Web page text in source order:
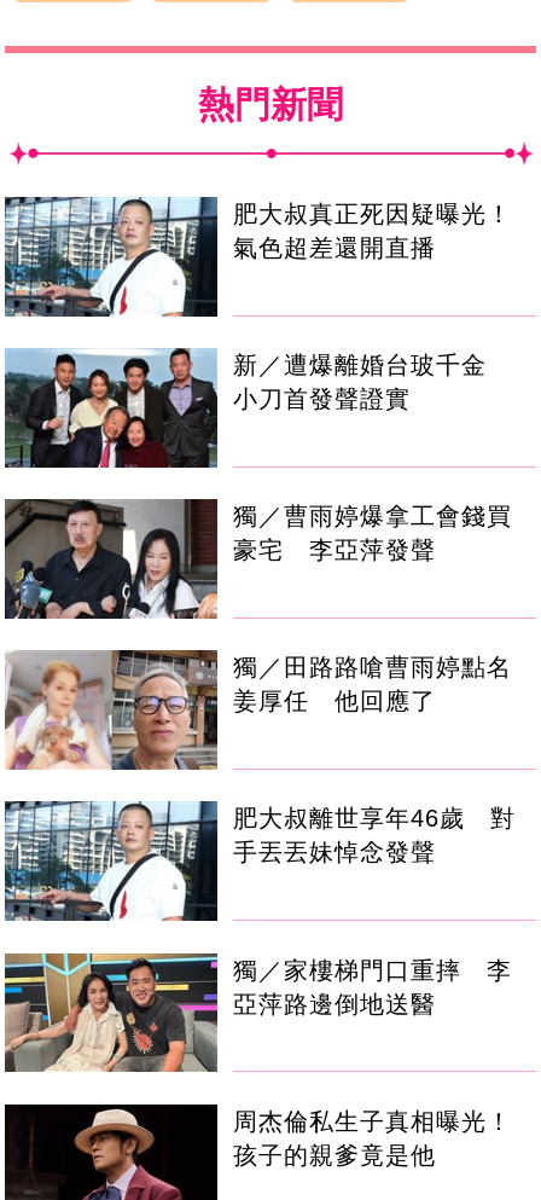
熱門新聞
肥大叔真正死因疑曝光！
氣色超差還開直播
新／遭爆離婚台玻千金
小刀首發聲證實
獨／曹雨婷爆拿工會錢買
豪宅 李亞萍發聲
獨／田路路嗆曹雨婷點名
姜厚任 他回應了
肥大叔離世享年46歲 對
手丟丟妹悼念發聲
獨／家樓梯門口重摔 李
亞萍路邊倒地送醫
周杰倫私生子真相曝光！
孩子的親爹竟是他